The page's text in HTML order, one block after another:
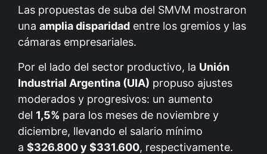
Las propuestas de suba del SMVM mostraron
una amplia disparidad entre los gremios y las
cámaras empresariales.
Por el lado del sector productivo, la Unión
Industrial Argentina (UIA) propuso ajustes
moderados y progresivos: un aumento
del 1,5% para los meses de noviembre y
diciembre, llevando el salario mínimo
a $326.800 y $331.600, respectivamente.